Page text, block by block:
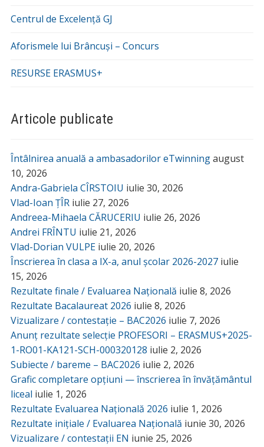
Centrul de Excelență GJ
Aforismele lui Brâncuși – Concurs
RESURSE ERASMUS+
Articole publicate
Întâlnirea anuală a ambasadorilor eTwinningaugust
10, 2026
Andra-Gabriela CÎRSTOIU iulie 30, 2026
Vlad-Ioan ȚÎR iulie 27, 2026
Andreea-Mihaela CĂRUCERIU iulie 26, 2026
Andrei FRÎNTU iulie 21, 2026
Vlad-Dorian VULPE iulie 20, 2026
Înscrierea în clasa a IX-a, anul școlar 2026-2027 iulie
15, 2026
Rezultate finale / Evaluarea Națională iulie 8, 2026
Rezultate Bacalaureat 2026 iulie 8, 2026
Vizualizare / contestație – BAC2026 iulie 7, 2026
Anunț rezultate selecție PROFESORI – ERASMUS+2025-
1-RO01-KA121-SCH-000320128 iulie 2, 2026
Subiecte / bareme – BAC2026 iulie 2, 2026
Grafic completare opțiuni — înscrierea în învățământul
liceal iulie 1, 2026
Rezultate Evaluarea Națională 2026 iulie 1, 2026
Rezultate inițiale / Evaluarea Națională iunie 30, 2026
Vizualizare / contestații EN iunie 25, 2026